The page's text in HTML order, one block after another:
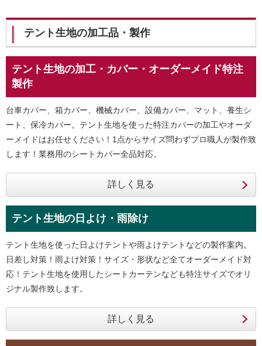
テント生地の加工品・製作
テント生地の加工・カバー・オーダーメイド特注
製作
台車カバー、箱カバー、機械カバー、設備カバー、マット、養生シ
ート、保冷カバー。テント生地を使った特注カバーの加工やオーダ
ーメイドはお任せください！1点からサイズ問わずプロ職人が製作致
します！業務用のシートカバー全品対応。
テント生地の日よけ・雨除け
テント生地を使った日よけテントや雨よけテントなどの製作案内。
日差し対策！雨よけ対策！サイズ・形状など全てオーダーメイド対
応！テント生地を使用したシートカーテンなども特注サイズでオリ
ジナル製作致します。